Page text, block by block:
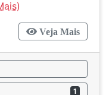
Veja Mais
1